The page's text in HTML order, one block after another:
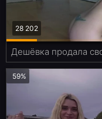
28 202
Дешёвка продала
59%